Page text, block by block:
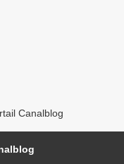
Canalblog